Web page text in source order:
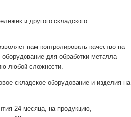
и другого складского
нам контролировать качество на
для обработки металла
любой сложности.
складское оборудование и изделия на
24 месяца, на продукцию,